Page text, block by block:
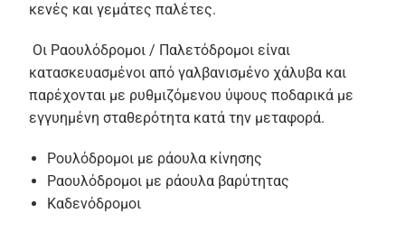
κενές και γεμάτες παλέτες.
Οι Ραουλόδρομοι / Παλετόδρομοι είναι
κατασκευασμένοι από γαλβανισμένο χάλυβα και
παρέχονται με ρυθμιζόμενου ύψους ποδαρικά με
εγγυημένη σταθερότητα κατά την μεταφορά.
Ρουλόδρομοι με ράουλα κίνησης
Ραουλόδρομοι με ράουλα βαρύτητας
Καδενόδρομοι